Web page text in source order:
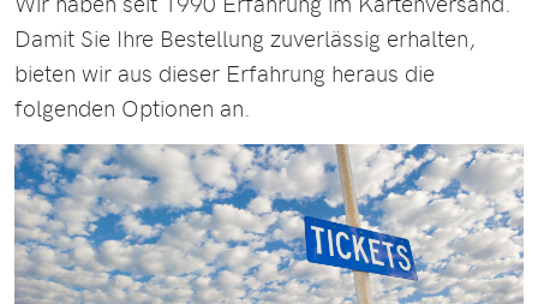
Damit Sie Ihre Bestellung zuverlässig erhalten,
bieten wir aus dieser Erfahrung heraus die
folgenden Optionen an.